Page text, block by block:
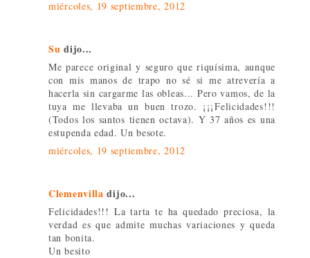
miércoles, 19 septiembre, 2012
Su dijo...
Me parece original y seguro que riquísima, aunque
con mis manos de trapo no sé si me atrevería a
hacerla sin cargarme las obleas... Pero vamos, de la
tuya me llevaba un buen trozo. ¡¡¡Felicidades!!!
(Todos los santos tienen octava). Y 37 años es una
estupenda edad. Un besote.
miércoles, 19 septiembre, 2012
Clemenvilla dijo...
Felicidades!!! La tarta te ha quedado preciosa, la
verdad es que admite muchas variaciones y queda
tan bonita.
Un besito